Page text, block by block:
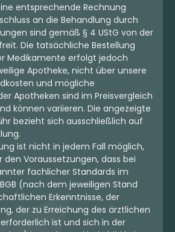
entsprechende Rechnung
an die Behandlung durch
sind gemäß § 4 UStG von der
Die tatsächliche Bestellung
Medikamente erfolgt jedoch
Apotheke, nicht über unsere
und mögliche
Apotheken sind im Preisvergleich
können variieren. Die angezeigte
bezieht sich ausschließlich auf
ist nicht in jedem Fall möglich,
Voraussetzungen, dass bei
fachlicher Standards im
(nach dem jeweiligen Stand
Erkenntnisse, der
der zu Erreichung des ärztlichen
ist und sich in der